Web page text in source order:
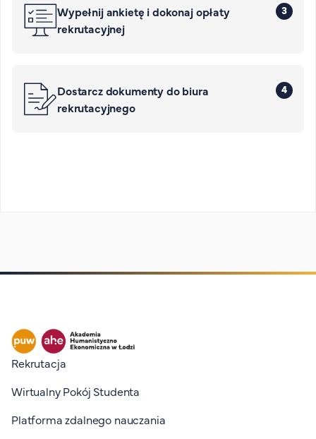
3
Wypełnij ankietę i dokonaj opłaty
rekrutacyjnej
4
Dostarcz dokumenty do biura
rekrutacyjnego
Stopka I
Rekrutacja
Wirtualny Pokój Studenta
Platforma zdalnego nauczania